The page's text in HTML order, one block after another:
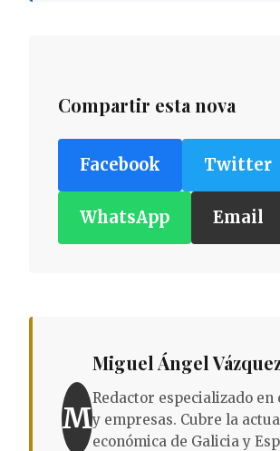
Compartir esta nova
Facebook Twitter
WhatsApp Email
M
Miguel Ángel
Redactor especializado en
y empresas. Cubre la
económica de Galicia y